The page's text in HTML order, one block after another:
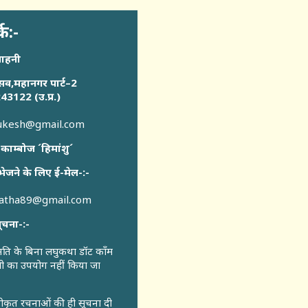
पार्ट–2
(उ.प्र.)
´हिमांशु´
के लिए ई-मेल-:-
:-
के बिना लघुकथा डॉट कॉंम
का उपयोग नहीं किया जा
रचनाओं की ही सूचना दी